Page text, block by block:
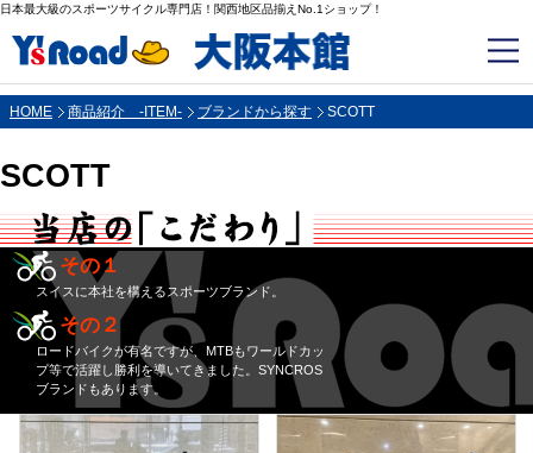
日本最大級のスポーツサイクル専門店！関西地区品揃えNo.1ショップ！
HOME 商品紹介 -ITEM- ブランドから探す SCOTT
SCOTT
その１
スイスに本社を構えるスポーツブランド。
その２
ロードバイクが有名ですが、MTBもワールドカッ
プ等で活躍し勝利を導いてきました。SYNCROS
ブランドもあります。